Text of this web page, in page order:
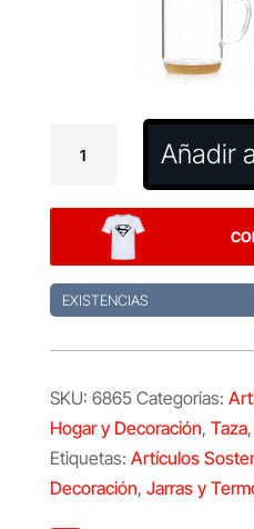
Hindras
Añadir
EXISTENCIAS
SKU: 6865 Categorías:
Hogar y Decoración, Taza,
Etiquetas: Artículos
Decoración, Jarras y